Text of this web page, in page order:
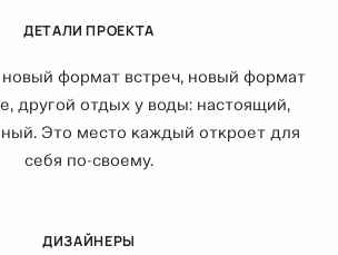
ДЕТАЛИ ПРОЕКТА
формат встреч, новый формат
другой отдых у воды: настоящий,
Это место каждый откроет для
себя по-своему.
ДИЗАЙНЕРЫ